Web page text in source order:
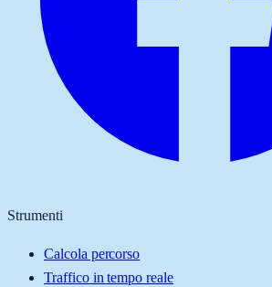
Strumenti
Calcola percorso
Traffico in tempo reale